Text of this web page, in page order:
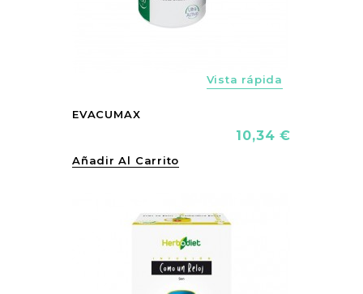
Vista rápida
EVACUMAX
Precio
10,34 €
Añadir Al Carrito